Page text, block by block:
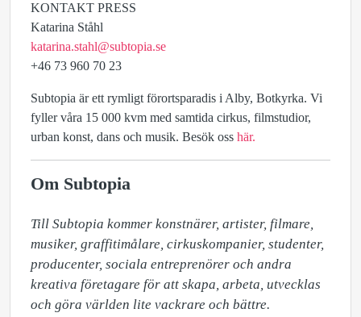
KONTAKT PRESS
Katarina Ståhl
katarina.stahl@subtopia.se
+46 73 960 70 23
Subtopia är ett rymligt förortsparadis i Alby, Botkyrka. Vi
fyller våra 15 000 kvm med samtida cirkus, filmstudior,
urban konst, dans och musik. Besök oss här.
Om Subtopia
Till Subtopia kommer konstnärer, artister, filmare,
musiker, graffitimålare, cirkuskompanier, studenter,
producenter, sociala entreprenörer och andra
kreativa företagare för att skapa, arbeta, utvecklas
och göra världen lite vackrare och bättre.